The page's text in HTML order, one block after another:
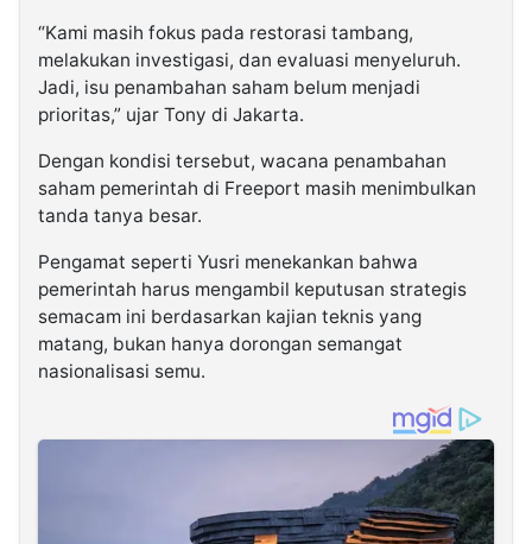
“Kami masih fokus pada restorasi tambang,
melakukan investigasi, dan evaluasi menyeluruh.
Jadi, isu penambahan saham belum menjadi
prioritas,” ujar Tony di Jakarta.
Dengan kondisi tersebut, wacana penambahan
saham pemerintah di Freeport masih menimbulkan
tanda tanya besar.
Pengamat seperti Yusri menekankan bahwa
pemerintah harus mengambil keputusan strategis
semacam ini berdasarkan kajian teknis yang
matang, bukan hanya dorongan semangat
nasionalisasi semu.